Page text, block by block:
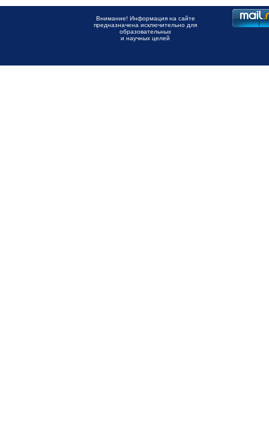
Внимание! Информация на сайте
предназначена исключительно для
образовательных
и научных целей